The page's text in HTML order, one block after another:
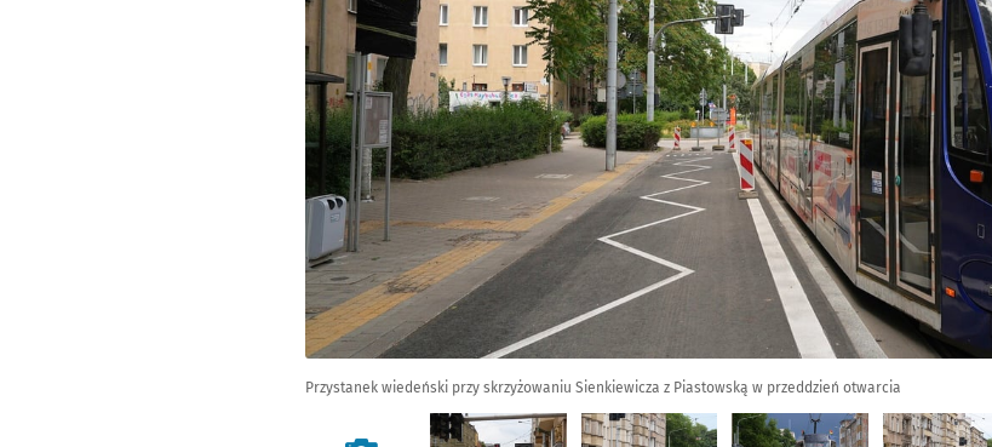
Przystanek wiedeński przy skrzyżowaniu Sienkiewicza z Piastowską w przeddzień otwarcia